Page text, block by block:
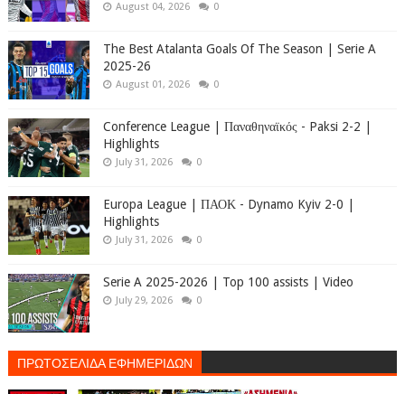
August 04, 2026 0
The Best Atalanta Goals Of The Season | Serie A
2025-26
August 01, 2026 0
Conference League | Παναθηναϊκός - Paksi 2-2 |
Highlights
July 31, 2026 0
Europa League | ΠΑΟΚ - Dynamo Kyiv 2-0 |
Highlights
July 31, 2026 0
Serie A 2025-2026 | Top 100 assists | Video
July 29, 2026 0
ΠΡΩΤΟΣΕΛΙΔΑ ΕΦΗΜΕΡΙΔΩΝ